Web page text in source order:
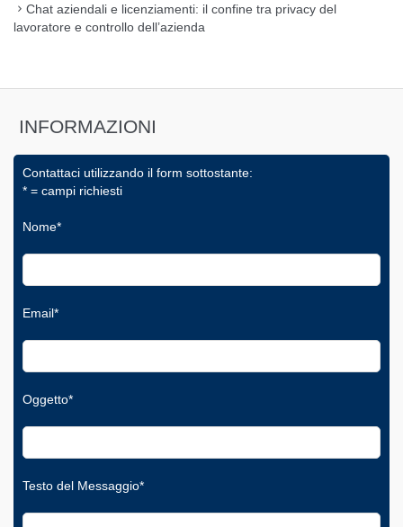
Chat aziendali e licenziamenti: il confine tra privacy del
lavoratore e controllo dell’azienda
INFORMAZIONI
Contattaci utilizzando il form sottostante:
* = campi richiesti
Nome*
Email*
Oggetto*
Testo del Messaggio*